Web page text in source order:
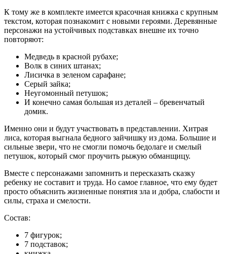
К тому же в комплекте имеется красочная книжка с крупным
текстом, которая познакомит с новыми героями. Деревянные
персонажи на устойчивых подставках внешне их точно
повторяют:
Медведь в красной рубахе;
Волк в синих штанах;
Лисичка в зеленом сарафане;
Серый зайка;
Неугомонный петушок;
И конечно самая большая из деталей – бревенчатый
домик.
Именно они и будут участвовать в представлении. Хитрая
лиса, которая выгнала бедного зайчишку из дома. Большие и
сильные звери, что не смогли помочь бедолаге и смелый
петушок, который смог проучить рыжую обманщицу.
Вместе с персонажами запомнить и пересказать сказку
ребенку не составит и труда. Но самое главное, что ему будет
просто объяснить жизненные понятия зла и добра, слабости и
силы, страха и смелости.
Состав:
7 фигурок;
7 подставок;